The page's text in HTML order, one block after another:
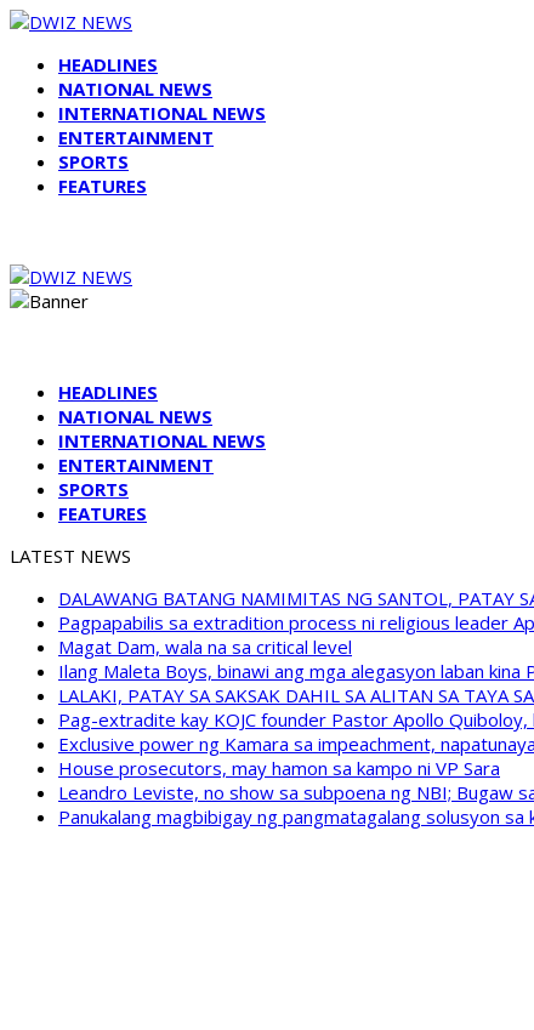
HEADLINES
NATIONAL NEWS
INTERNATIONAL NEWS
ENTERTAINMENT
SPORTS
FEATURES
HEADLINES
NATIONAL NEWS
INTERNATIONAL NEWS
ENTERTAINMENT
SPORTS
FEATURES
LATEST NEWS
DALAWANG BATANG NAMIMITAS NG SANTOL, PATAY
Pagpapabilis sa extradition process ni religious leader
Magat Dam, wala na sa critical level
Ilang Maleta Boys, binawi ang mga alegasyon laban
LALAKI, PATAY SA SAKSAK DAHIL SA ALITAN SA TAYA
Pag-extradite kay KOJC founder Pastor Apollo Quiboloy,
Exclusive power ng Kamara sa impeachment,
House prosecutors, may hamon sa kampo ni VP Sara
Leandro Leviste, no show sa subpoena ng NBI; Bugaw
Panukalang magbibigay ng pangmatagalang solusyon